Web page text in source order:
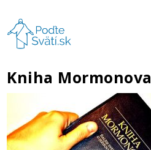
Kniha Mormonova